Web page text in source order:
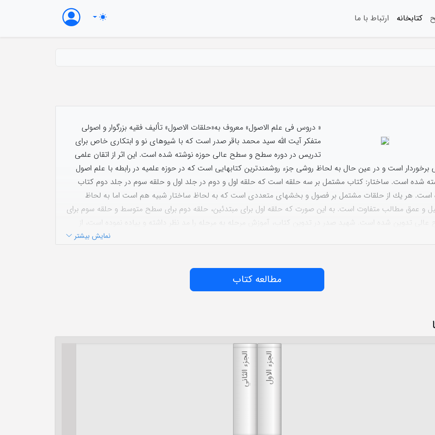
کتابخانه ارتباط با ما
« دروس فى علم الاصول» معروف به«حلقات الاصول» تأليف فقيه بزرگوار و اصولى
متفكر آيت الله سيد محمد باقر صدر است كه با شيوهاى نو و ابتكارى خاص براى
تدريس در دوره سطح و سطح عالى حوزه نوشته شده است. اين اثر از اتقان علمى
برخوردار است و در عين حال به لحاظ روشى جزء روشمندترين كتاب‏هايى است كه در حوزه علميه در رابطه با علم اصول
شده است. ساختار: كتاب مشتمل بر سه حلقه است كه حلقه اول و دوم در جلد اول و حلقه سوم در جلد دوم كتاب
است. هر يك از حلقات مشتمل بر فصول و بخشهاى متعددى است كه به لحاظ ساختار شبيه هم است اما به لحاظ
و عمق مطالب متفاوت است. به این صورت که حلقه اول براى مبتدئين، حلقه دوم برای سطح متوسط و حلقه سوم برای
عالى تدوين شده است. شهيد صدر در تدوين كتاب، آموزش مرحله به مرحله را مد نظر داشته و پياده نموده است، از
مى‏بينيم در حلقه اول از مطالب اصولى به اختصار سخن مى‏گويد و همان مطالب را با عمق بيشترى در حلقه دوم مطرح
مطالب در ذهن خواننده بسيار مؤثر خواهد بود و در يادگيرى مطالب و بعضاً تكرار منطقى درسهاى گذشته و در ملكه
آن علم بسيار مؤثر است. وضعیت نشر: از جمله چاپ‌هایی که از این کتاب در بازار نشر موجود است می‌توان به موارد زیر
توسط سید على اكبر حائرى نسخه استفاده شده در سایت مطابق چاپ مرکز الابحاث و الدراسات التخصصیة للشهید
نمایش بیشتر
مطالعه کتاب
الجزء الاول الجزء الثاني